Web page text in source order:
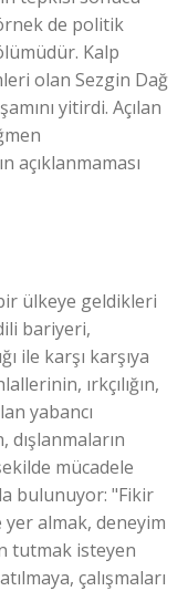
de politik
Kalp
olan Sezgin Dağ
yitirdi. Açılan
açıklanmaması
ülkeye geldikleri
bariyeri,
ile karşı karşıya
ırkçılığın,
yabancı
dışlanmaların
mücadele
bulunuyor: "Fikir
almak, deneyim
tutmak isteyen
çalışmaları